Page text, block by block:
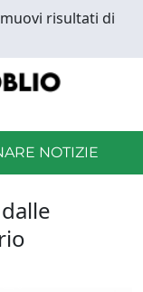
risultati di
NOTIZIE